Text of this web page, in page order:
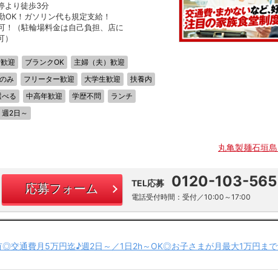
より徒歩3分
！ガソリン代も規定支給！
（駐輪場料金は自己負担、店に
迎 ブランクOK
主婦（夫）歓迎
み フリーター歓迎 大学生歓迎
扶養内
る 中高年歓迎 学歴不問
ランチ
週2日～
丸亀製麺石垣
応募フォーム TEL応募 0120-103-565
電話受付時間：受付／10:00～17:00
交通費月5万円迄♪週2日～／1日2h～OK◎お子さまが月最大1万円ま